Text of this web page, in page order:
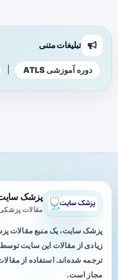
تبلیغات متنی
دوره آموزشی ATLS
پزشک
مقالات
پزشک سایت، یک منبع
زیادی از مقالات این سایت
ترجمه شده‌اند. استفاده از
مجاز است.